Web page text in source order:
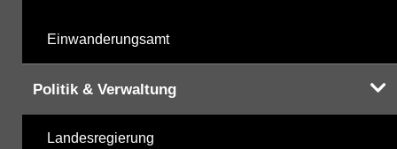
Einwanderungsamt
Politik & Verwaltung
Landesregierung